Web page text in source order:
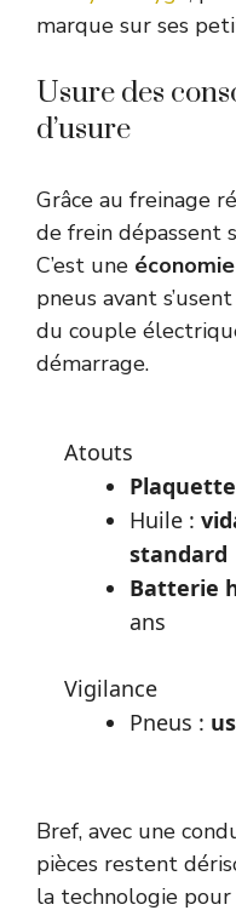
marque sur ses
Usure des
d’usure
Grâce au freinage
de frein dépassent
C’est une
pneus avant
du couple
démarrage.
Atouts
Huile :
standard
Batterie
ans
Vigilance
Pneus :
Bref, avec une
pièces restent
la technologie pour